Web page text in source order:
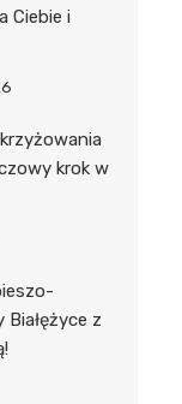
Ciebie i
krok w
Białężyce z